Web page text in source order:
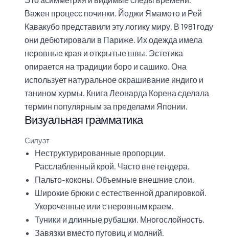
Важен процесс починки. Йоджи Ямамото и Рей
Кавакубо представили эту логику миру. В 1981 году
они дебютировали в Париже. Их одежда имела
неровные края и открытые швы. Эстетика
опирается на традиции боро и сашико. Она
использует натуральное окрашивание индиго и
танином хурмы. Книга Леонарда Корена сделала
термин популярным за пределами Японии.
Визуальная грамматика
Силуэт
Неструктурированные пропорции.
Расслабленный крой. Часто вне гендера.
Пальто-коконы. Объемные внешние слои.
Широкие брюки с естественной драпировкой.
Укороченные или с неровным краем.
Туники и длинные рубашки. Многослойность.
Завязки вместо пуговиц и молний.